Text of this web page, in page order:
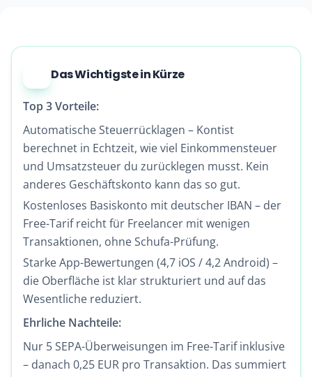
Das Wichtigste in Kürze
Top 3 Vorteile:
Automatische Steuerrücklagen – Kontist
berechnet in Echtzeit, wie viel Einkommensteuer
und Umsatzsteuer du zurücklegen musst. Kein
anderes Geschäftskonto kann das so gut.
Kostenloses Basiskonto mit deutscher IBAN – der
Free-Tarif reicht für Freelancer mit wenigen
Transaktionen, ohne Schufa-Prüfung.
Starke App-Bewertungen (4,7 iOS / 4,2 Android) –
die Oberfläche ist klar strukturiert und auf das
Wesentliche reduziert.
Ehrliche Nachteile:
Nur 5 SEPA-Überweisungen im Free-Tarif inklusive
– danach 0,25 EUR pro Transaktion. Das summiert